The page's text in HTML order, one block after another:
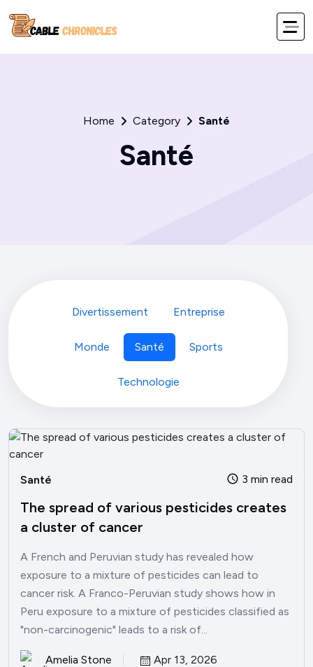
Home Category Santé
Santé
Divertissement Entreprise
Monde Santé Sports
Technologie
Santé 3 min read
The spread of various pesticides creates
a cluster of cancer
A French and Peruvian study has revealed how
exposure to a mixture of pesticides can lead to
cancer risk. A Franco-Peruvian study shows how in
Peru exposure to a mixture of pesticides classified as
"non-carcinogenic" leads to a risk of...
Amelia Stone Apr 13, 2026